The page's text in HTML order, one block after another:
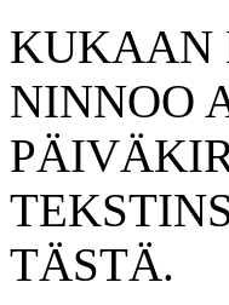
KUKAAN
NINNOO
TÄSTÄ.